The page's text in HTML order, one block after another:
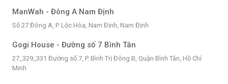
ManWah - Đông A Nam Định
Số 27 Đông A, P. Lộc Hòa, Nam Định, Nam Định
Gogi House - Đường số 7 Bình Tân
27_329_331 Đường số 7, P. Bình Trị Đông B, Quận Bình Tân, Hồ Chí
Minh